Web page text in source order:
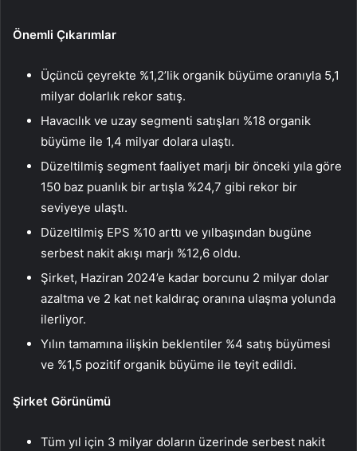
Önemli Çıkarımlar
Üçüncü çeyrekte %1,2’lik organik büyüme oranıyla 5,1
milyar dolarlık rekor satış.
Havacılık ve uzay segmenti satışları %18 organik
büyüme ile 1,4 milyar dolara ulaştı.
Düzeltilmiş segment faaliyet marjı bir önceki yıla göre
150 baz puanlık bir artışla %24,7 gibi rekor bir
seviyeye ulaştı.
Düzeltilmiş EPS %10 arttı ve yılbaşından bugüne
serbest nakit akışı marjı %12,6 oldu.
Şirket, Haziran 2024’e kadar borcunu 2 milyar dolar
azaltma ve 2 kat net kaldıraç oranına ulaşma yolunda
ilerliyor.
Yılın tamamına ilişkin beklentiler %4 satış büyümesi
ve %1,5 pozitif organik büyüme ile teyit edildi.
Şirket Görünümü
Tüm yıl için 3 milyar doların üzerinde serbest nakit